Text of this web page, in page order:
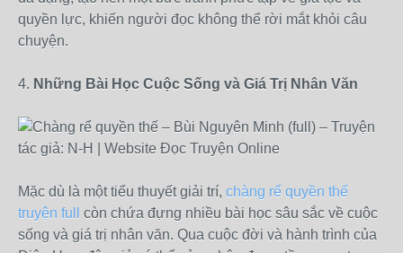
quyền lực, khiến người đọc không thể rời mắt khỏi câu
chuyện.
4. Những Bài Học Cuộc Sống và Giá Trị Nhân Văn
Mặc dù là một tiểu thuyết giải trí, chàng rể quyền thế
truyện full
còn chứa đựng nhiều bài học sâu sắc về cuộc
sống và giá trị nhân văn. Qua cuộc đời và hành trình của